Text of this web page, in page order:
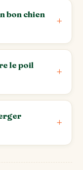
bon chien
le poil